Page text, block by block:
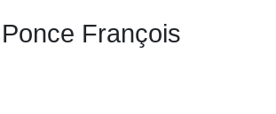
François